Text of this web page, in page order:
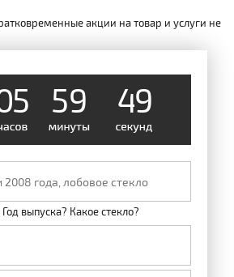
акции на товар и услуги не
5 59 48
выпуска? Какое стекло?